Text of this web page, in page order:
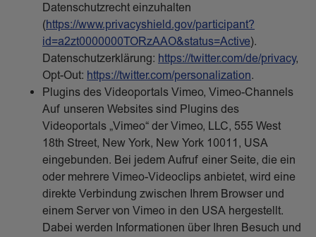
Datenschutzrecht einzuhalten
(https://www.privacyshield.gov/participant?
id=a2zt0000000TORzAAO&status=Active).
Datenschutzerklärung: https://twitter.com/de/privacy,
Opt-Out: https://twitter.com/personalization.
Plugins des Videoportals Vimeo, Vimeo-Channels
Auf unseren Websites sind Plugins des
Videoportals „Vimeo“ der Vimeo, LLC, 555 West
18th Street, New York, New York 10011, USA
eingebunden. Bei jedem Aufruf einer Seite, die ein
oder mehrere Vimeo-Videoclips anbietet, wird eine
direkte Verbindung zwischen Ihrem Browser und
einem Server von Vimeo in den USA hergestellt.
Dabei werden Informationen über Ihren Besuch und